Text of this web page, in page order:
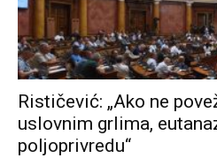
Rističević: „Ako ne
uslovnim grlima,
poljoprivredu“